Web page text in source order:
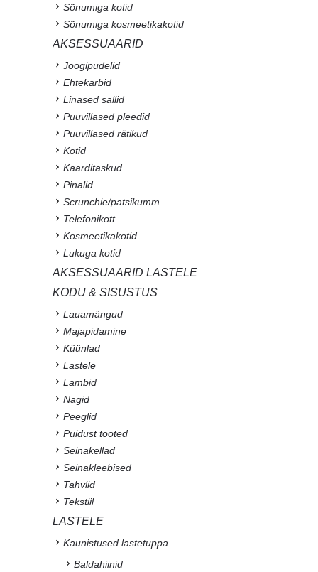
Sõnumiga kotid
Sõnumiga kosmeetikakotid
AKSESSUAARID
Joogipudelid
Ehtekarbid
Linased sallid
Puuvillased pleedid
Puuvillased rätikud
Kotid
Kaarditaskud
Pinalid
Scrunchie/patsikumm
Telefonikott
Kosmeetikakotid
Lukuga kotid
AKSESSUAARID LASTELE
KODU & SISUSTUS
Lauamängud
Majapidamine
Küünlad
Lastele
Lambid
Nagid
Peeglid
Puidust tooted
Seinakellad
Seinakleebised
Tahvlid
Tekstiil
LASTELE
Kaunistused lastetuppa
Baldahiinid